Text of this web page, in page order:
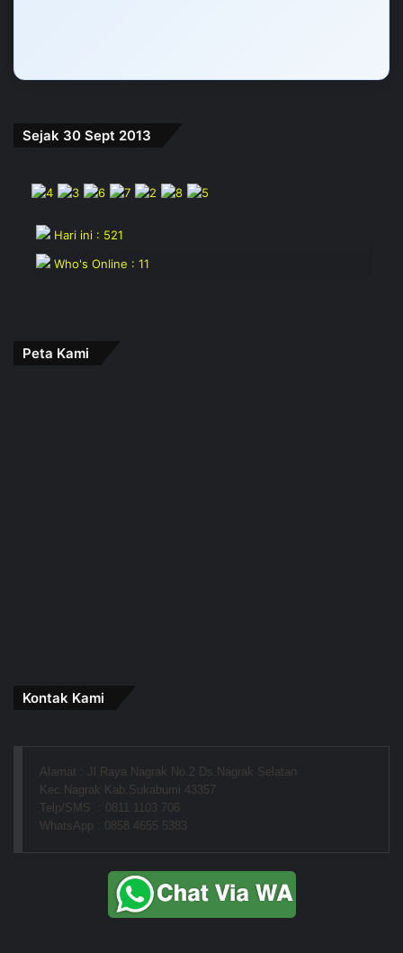
Sejak 30 Sept 2013
Hari ini : 521
Who's Online : 11
Peta Kami
Kontak Kami
Alamat : Jl.Raya Nagrak No.2 Ds.Nagrak Selatan
Kec.Nagrak Kab.Sukabumi 43357
Telp/SMS  : 0811 1103 706
WhatsApp : 0858 4655 5383